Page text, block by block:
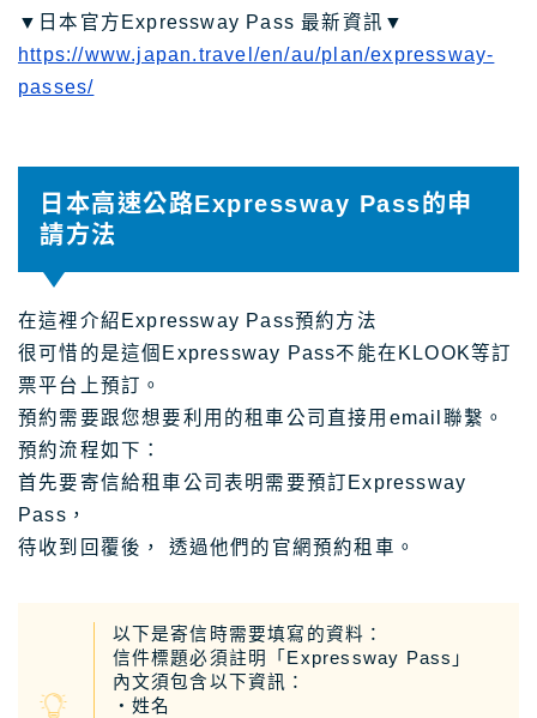
▼日本官方Expressway Pass 最新資訊▼
https://www.japan.travel/en/au/plan/expressway-
passes/
日本高速公路Expressway Pass的申
請方法
在這裡介紹Expressway Pass預約方法
很可惜的是這個Expressway Pass不能在KLOOK等訂
票平台上預訂。
預約需要跟您想要利用的租車公司直接用email聯繫。
預約流程如下：
首先要寄信給租車公司表明需要預訂Expressway
Pass，
待收到回覆後， 透過他們的官網預約租車。
以下是寄信時需要填寫的資料：
信件標題必須註明「Expressway Pass」
內文須包含以下資訊：
・姓名